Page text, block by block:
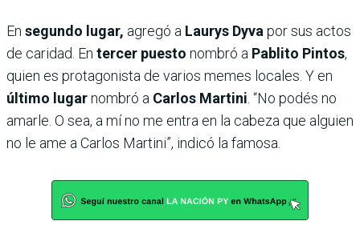
En segundo lugar, agregó a Laurys Dyva por sus actos
de caridad. En tercer puesto nombró a Pablito Pintos,
quien es protagonista de varios memes locales. Y en
último lugarnombró a Carlos Martini . “No podés no
amarle. O sea, a mí no me entra en la cabeza que alguien
no le ame a Carlos Martini”, indicó la famosa.